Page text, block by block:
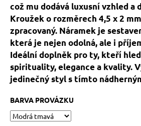
což mu dodává luxusní vzhled
Kroužek o rozměrech 4,5 x 2
zpracovaný. Náramek je
která je nejen odolná, ale i
Ideální doplněk pro ty, kteří
spirituality, elegance a kvality.
jedinečný styl s tímto
BARVA PROVÁZKU
D
o
p
o
r
u
č
u
j
e